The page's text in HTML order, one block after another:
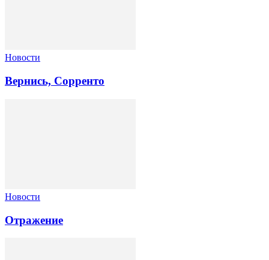
Новости
Вернись, Сорренто
Новости
Отражение